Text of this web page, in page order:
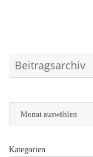
Beitragsarchiv
Kategorien